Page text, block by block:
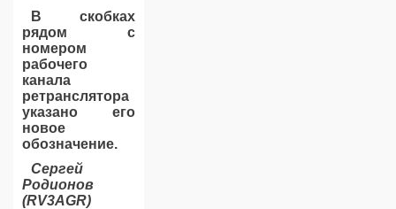
В скобках
рядом с
номером
рабочего
канала
ретранслятора
указано его
новое
обозначение.
Сергей
Родионов
(RV3AGR)